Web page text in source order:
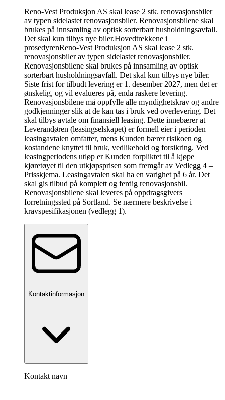
Reno-Vest Produksjon AS skal lease 2 stk. renovasjonsbiler
av typen sidelastet renovasjonsbiler. Renovasjonsbilene skal
brukes på innsamling av optisk sorterbart husholdningsavfall.
Det skal kun tilbys nye biler.Hovedtrekkene i
prosedyrenReno-Vest Produksjon AS skal lease 2 stk.
renovasjonsbiler av typen sidelastet renovasjonsbiler.
Renovasjonsbilene skal brukes på innsamling av optisk
sorterbart husholdningsavfall. Det skal kun tilbys nye biler.
Siste frist for tilbudt levering er 1. desember 2027, men det er
ønskelig, og vil evalueres på, enda raskere levering.
Renovasjonsbilene må oppfylle alle myndighetskrav og andre
godkjenninger slik at de kan tas i bruk ved overlevering. Det
skal tilbys avtale om finansiell leasing. Dette innebærer at
Leverandøren (leasingselskapet) er formell eier i perioden
leasingavtalen omfatter, mens Kunden bærer risikoen og
kostandene knyttet til bruk, vedlikehold og forsikring. Ved
leasingperiodens utløp er Kunden forpliktet til å kjøpe
kjøretøyet til den utkjøpsprisen som fremgår av Vedlegg 4 –
Prisskjema. Leasingavtalen skal ha en varighet på 6 år. Det
skal gis tilbud på komplett og ferdig renovasjonsbil.
Renovasjonsbilene skal leveres på oppdragsgivers
forretningssted på Sortland. Se nærmere beskrivelse i
kravspesifikasjonen (vedlegg 1).
Kontaktinformasjon
Kontakt navn